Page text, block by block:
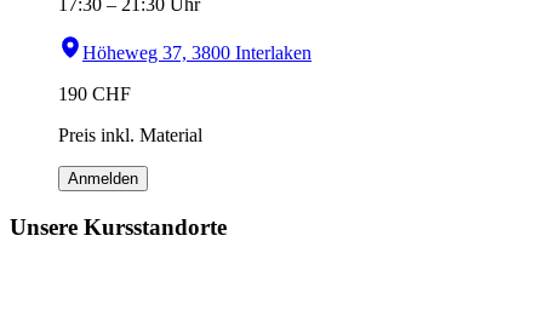
17:30 – 21:30 Uhr
Höheweg 37, 3800 Interlaken
190 CHF
Preis inkl. Material
Anmelden
Unsere Kursstandorte